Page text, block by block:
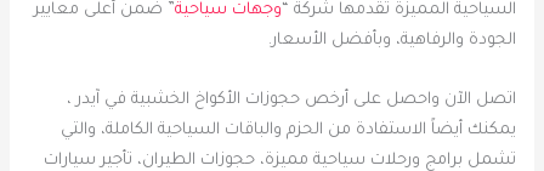
السياحية المميزة تقدمها شركة “وجهات سياحية” ضمن أعلى معايير
الجودة والرفاهية، وبأفضل الأسعار.
اتصل الآن واحصل على أرخص حجوزات الأكواخ الخشبية في آيدر ،
يمكنك أيضاً الاستفادة من الحزم والباقات السياحية الكاملة، والتي
تشمل برامج ورحلات سياحية مميزة، حجوزات الطيران، تأجير سيارات